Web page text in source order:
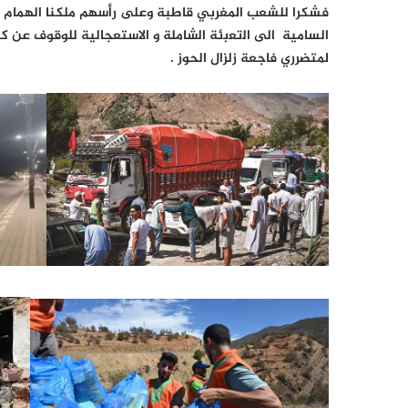
فشكرا للشعب المغربي قاطبة وعلى رأسهم ملكنا
السامية الى اﻟﺗﻌﺑﺋﺔ اﻟﺷﺎﻣﻠﺔ و الاستعجالية للوقوف
لمتضرري فاجعة زلزال الحوز .